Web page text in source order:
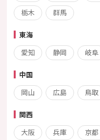
栃木
群馬
東海
愛知
静岡 岐阜
中国
岡山
広島 鳥取
関西
大阪
兵庫 京都